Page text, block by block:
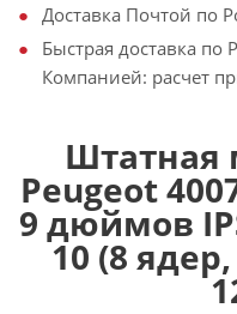
Доставка Почтой по
Быстрая доставка по
Компанией: расчет
Штатная
Peugeot
9 дюймов
10 (8 ядер,